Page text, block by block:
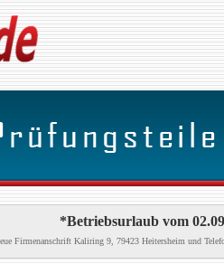
*Betriebsurlaub vom
Firmenanschrift Kaliring 9, 79423 Heitersheim und